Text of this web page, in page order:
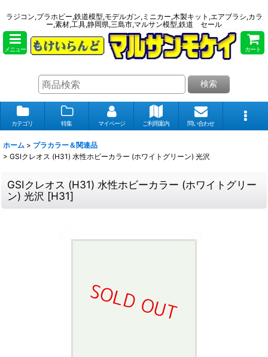
ラジコン,プラホビー,鉄道模型,モデルガン,ミニカー,木製キット,エアブラシ,カラ
ー,素材,工具,静岡県,三島市,マルサン模型,鉄道 セール
メニュー カート
検索
カテゴリ 特集 マイページ ご利用案内 問い合わせ
ホーム > プラカラー＆関連品
> GSIクレオス (H31) 水性ホビーカラー (ホワイトグリーン) 光沢
GSIクレオス (H31) 水性ホビーカラー (ホワイトグリー
ン) 光沢 [H31]